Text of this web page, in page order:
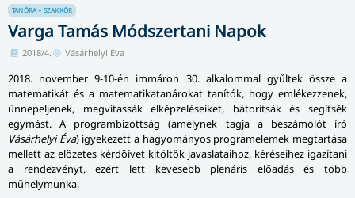
TANÓRA – SZAKKÖR
Varga Tamás Módszertani Napok
2018/4. Vásárhelyi Éva
2018. november 9-10-én immáron 30. alka­lom­mal gyűltek össze a
matematikát és a matematikatanárokat tanítók, hogy emlé­kez­ze­nek,
ünnepeljenek, megvitassák elképzeléseiket, bátorítsák és segítsék
egymást. A programbizottság (amelynek tagja a beszámolót író
Vásárhelyi Éva) igyekezett a hagyományos programelemek megtartása
mellett az előzetes kérdőívet kitöltők javaslataihoz, kéréseihez igazítani
a rendezvényt, ezért lett kevesebb plenáris előadás és több
műhelymunka.